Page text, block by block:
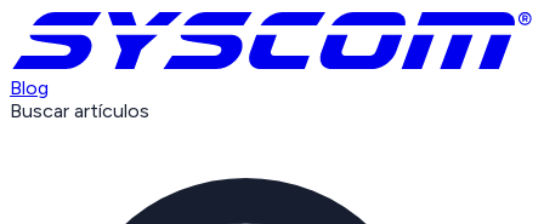
Blog
Buscar artículos